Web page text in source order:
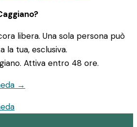
libera. Una sola persona può
la tua, esclusiva.
Attiva entro 48 ore.
→